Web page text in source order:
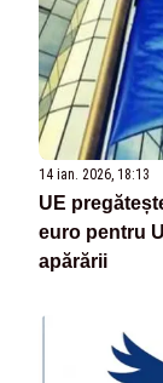
14 ian. 2026, 18:13
UE
euro pentru
apărării